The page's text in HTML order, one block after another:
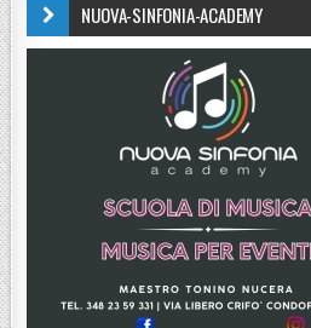
NUOVA-SINFONIA-ACADEMY